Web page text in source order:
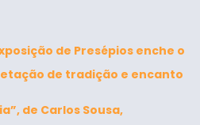
de Presépios enche o
de tradição e encanto
de Carlos Sousa,